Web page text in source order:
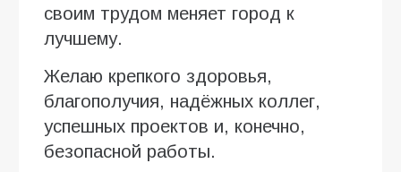
своим трудом меняет город к
лучшему.
Желаю крепкого здоровья,
благополучия, надёжных коллег,
успешных проектов и, конечно,
безопасной работы.